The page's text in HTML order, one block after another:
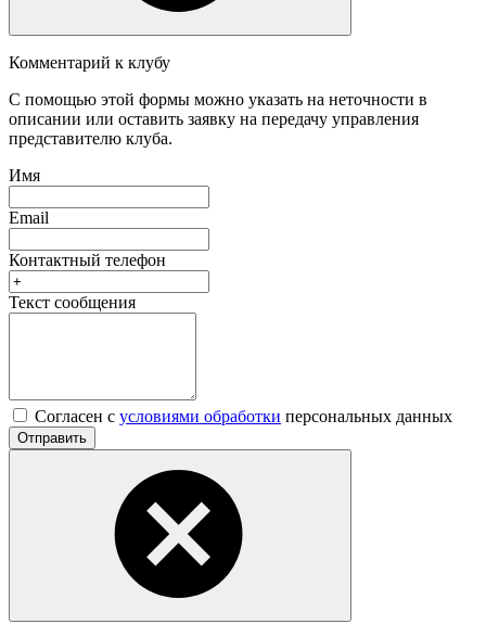
Комментарий к клубу
С помощью этой формы можно указать на неточности в
описании или оставить заявку на передачу управления
представителю клуба.
Имя
Email
Контактный телефон
Текст сообщения
Согласен с условиями обработки персональных данных
Отправить